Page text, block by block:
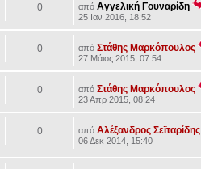
0 απόΑγγελική Γουναρίδη
25 Ιαν 2016, 18:52
0 απόΣτάθης Μαρκόπουλος
27 Μάιος 2015, 07:54
0 απόΣτάθης Μαρκόπουλος
23 Απρ 2015, 08:24
0 απόΑλέξανδρος Σεϊταρίδης
06 Δεκ 2014, 15:40